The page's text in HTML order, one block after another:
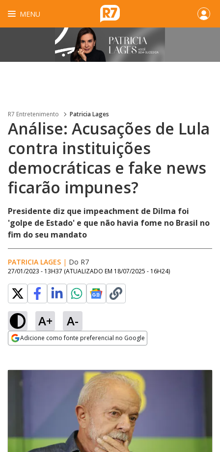
MENU
R7 Entretenimento Patricia Lages
Análise: Acusações de Lula
contra instituições
democráticas e fake news
ficarão impunes?
Presidente diz que impeachment de Dilma foi
'golpe de Estado' e que não havia fome no Brasil no
fim do seu mandato
PATRICIA LAGES | Do R7
27/01/2023 - 13H37 (ATUALIZADO EM 18/07/2025 - 16H24)
A+ A-
Adicione como fonte preferencial no Google